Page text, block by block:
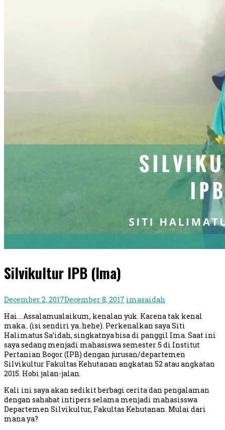
Silvikultur IPB (Ima)
December 2, 2017December 8, 2017 imasaidah
Hai… Assalamualaikum, kenalan yuk. Karena tak kenal
maka.. (isi sendiri ya..hehe). Perkenalkan saya Siti
Halimatus Sa’idah, singkatnya bisa di panggil Ima. Saat ini
saya sedang menjadi mahasiswa semester 5 di Institut
Pertanian Bogor (IPB) dengan jurusan/departemen
Silvikultur Fakultas Kehutanan angkatan 52 atau angkatan
2015. Hobi jalan-jalan.
Kali ini saya akan sedikit berbagi cerita dan pengalaman
dengan sahabat intipers selama menjadi mahasisswa
Departemen Silvikultur, Fakultas Kehutanan. Mulai dari
mana ya?